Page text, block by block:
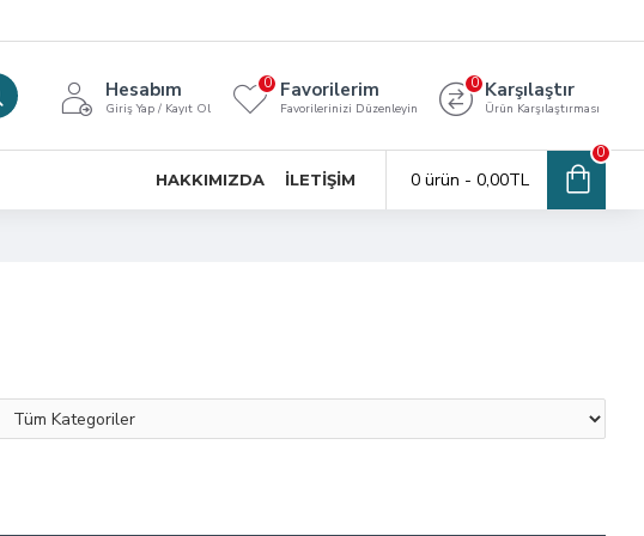
Hesabım
Giriş Yap / Kayıt Ol
Favorilerim
Favorilerinizi Düzenleyin
0 Karşılaştır
Ürün Karşılaştırması
0
HAKKIMIZDA İLETIŞIM 0 ürün - 0,00TL
0